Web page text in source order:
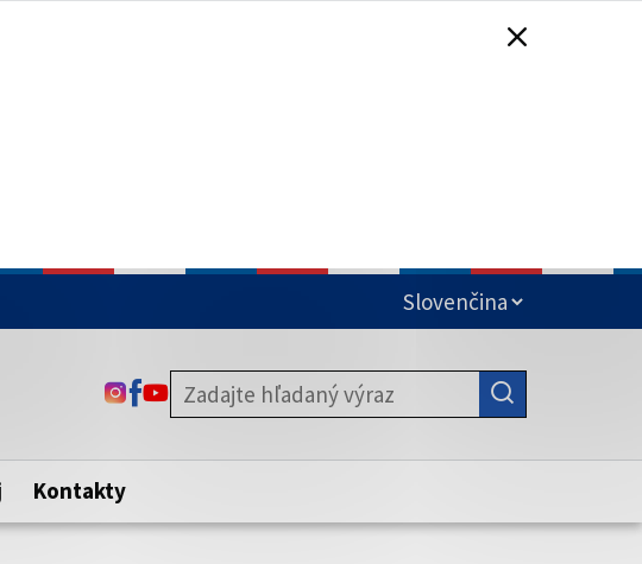
zabezpečená
stránku. Zabezpečená stránka vždy začína
domény webového sídla.
ODKAZ SA OTVORÍ NA NOVEJ KARTE
ODKAZ SA OTVORÍ NA NOVEJ KARTE
ODKAZ SA OTVORÍ NA NOVEJ KARTE
Kontakty